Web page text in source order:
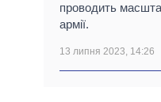
проводить
армії.
13 липня 2023, 14:26